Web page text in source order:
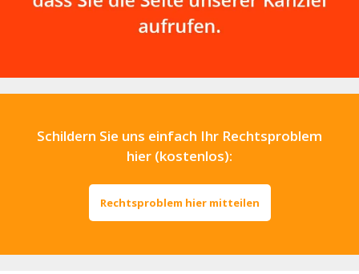
Schildern Sie uns einfach Ihr Rechtsproblem
hier (kostenlos):
Rechtsproblem hier mitteilen